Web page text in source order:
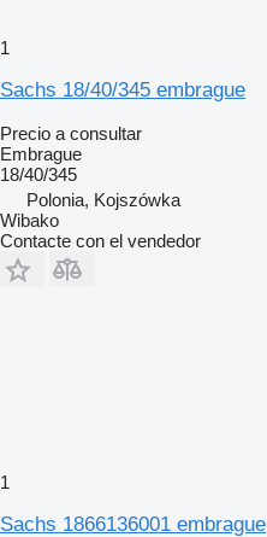
1
Sachs 18/40/345 embrague
Precio a consultar
Embrague
18/40/345
Polonia, Kojszówka
Wibako
Contacte con el vendedor
1
Sachs 1866136001 embrague